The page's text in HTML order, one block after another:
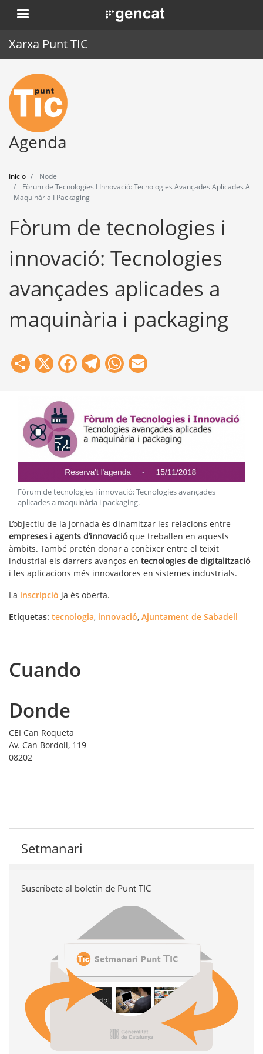
Pasar
al
. Obre en una nova finestra.
Xarxa Punt TIC
Inicio
Punt TIC
Actualidad
Formación
Agenda
Inicio
Node
Fòrum de Tecnologies I Innovació: Tecnologies Avançades Aplicades A
Maquinària I Packaging
Fòrum de tecnologies i
innovació: Tecnologies
avançades aplicades a
maquinària i packaging
Share
X Facebook
Telegram
WhatsApp
Fòrum de tecnologies i innovació: Tecnologies avançades
aplicades a maquinària i packaging.
L’objectiu de la jornada és dinamitzar les relacions entre
empreses i agents d’innovacióque treballen en aquests
àmbits. També pretén donar a conèixer entre el teixit
industrial els darrers avanços en tecnologies de digitalització
i les aplicacions més innovadores en sistemes industrials.
La inscripció ja és oberta.
Etiquetas: tecnologia, innovació, Ajuntament de Sabadell
Cuando
Donde
CEI Can Roqueta
Av. Can Bordoll, 119
08202
Setmanari
Suscríbete al boletín de Punt TIC